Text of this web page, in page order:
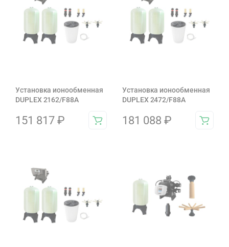
Установка ионообменная
DUPLEX 2162/F88A
151 817 ₽
Установка ионообменная
DUPLEX 2472/F88A
181 088 ₽